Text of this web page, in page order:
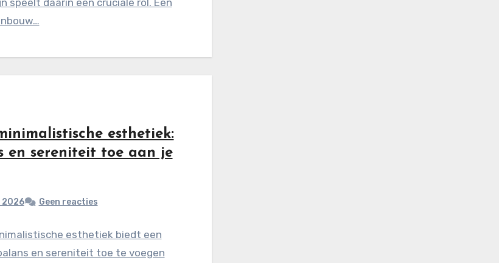
speelt daarin een cruciale rol. Een
esthetiek:
en sereniteit toe aan je
2026 Geen reacties
esthetiek biedt een
en sereniteit toe te voegen